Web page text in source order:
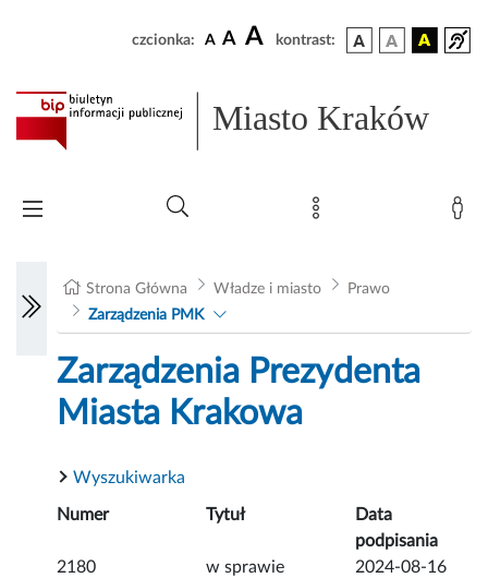
czcionka: A A A kontrast:
Miasto Kraków
Strona Główna Władze i miasto
Prawo
Zarządzenia PMK
Zarządzenia Prezydenta
Miasta Krakowa
Wyszukiwarka
Numer Tytuł
Data
podpisania
2180
w sprawie
2024-08-16